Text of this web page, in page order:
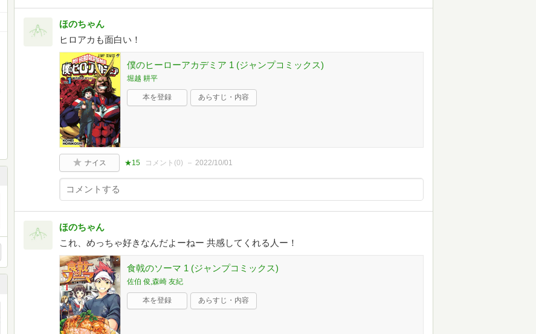
ほのちゃん
ヒロアカも面白い！
僕のヒーローアカデミア 1 (ジャンプコミックス)
堀越 耕平
本を登録 あらすじ・内容
ナイス ★15 コメント(0) 2022/10/01
ほのちゃん
これ、めっちゃ好きなんだよーねー 共感してくれる人ー！
食戟のソーマ 1 (ジャンプコミックス)
佐伯 俊,森崎 友紀
本を登録 あらすじ・内容